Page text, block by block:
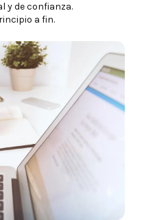
y de confianza.
a fin.